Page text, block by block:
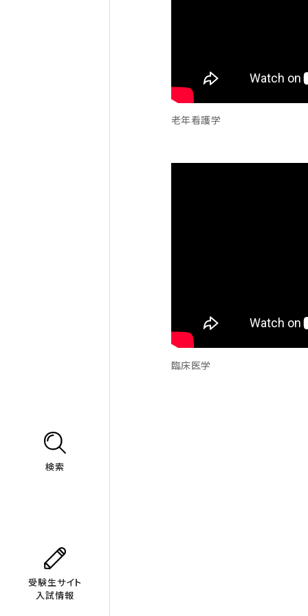
検索
受験生サイト
入試情報
老年看護学
臨床医学